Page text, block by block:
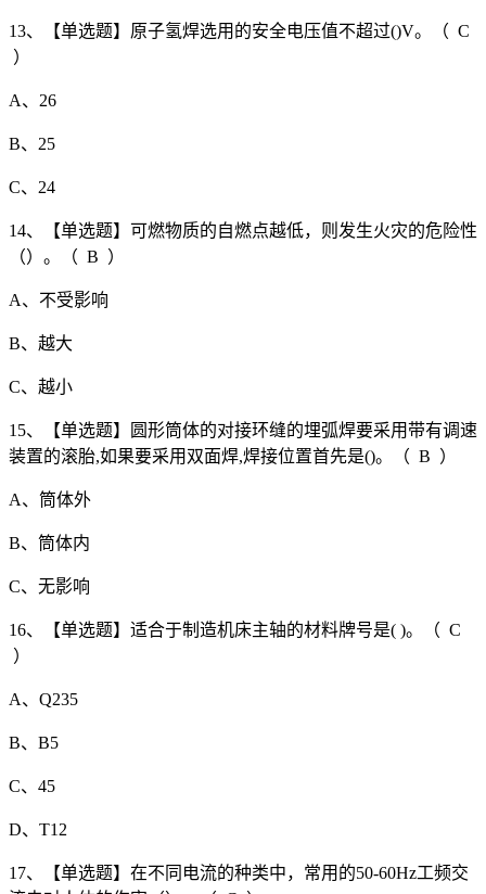
13、【单选题】原子氢焊选用的安全电压值不超过()V。（ C
）
A、26
B、25
C、24
14、【单选题】可燃物质的自燃点越低，则发生火灾的危险性
（）。（ B ）
A、不受影响
B、越大
C、越小
15、【单选题】圆形筒体的对接环缝的埋弧焊要采用带有调速
装置的滚胎,如果要采用双面焊,焊接位置首先是()。（ B ）
A、筒体外
B、筒体内
C、无影响
16、【单选题】适合于制造机床主轴的材料牌号是( )。（ C
）
A、Q235
B、B5
C、45
D、T12
17、【单选题】在不同电流的种类中，常用的50-60Hz工频交